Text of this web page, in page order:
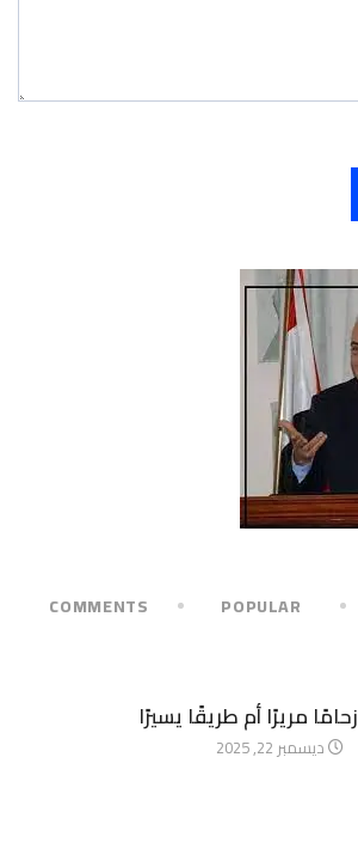
POPULAR
COMMENTS
زحامًا مريرًا أم طريقًا يسيرًا
ديسمبر 22, 2025